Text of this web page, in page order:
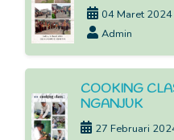
04 Maret 2024
Admin
COOKING
NGANJUK
27 Februari